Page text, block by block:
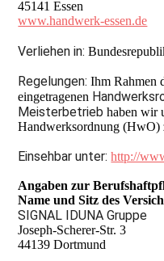
45141 Essen
www.handwerk-essen.de
Verliehen in:
Regelungen:Ihm Rahmen
eingetragenen
Meisterbetrieb haben wir
Handwerksordnung (HwO)
Einsehbar unter: http://
Angaben zur
Name und Sitz des
SIGNAL IDUNA Gruppe
Joseph-Scherer-Str. 3
44139 Dortmund